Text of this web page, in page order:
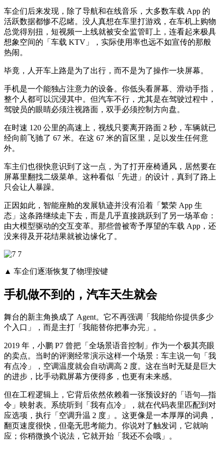
车企们后来发现，除了导航和在线音乐，大多数车载 App 的
活跃数据都惨不忍睹。没人真想在车里打游戏，在车机上购物
总觉得别扭，短视频一上线就被安全监管盯上，连看起来极具
想象空间的「车载 KTV」，实际使用率也远不如宣传的那般
热闹。
毕竟，人开车上路是为了出行，而不是为了操作一块屏幕。
手机是一个能独占注意力的设备。你低头看屏幕、滑动手指，
整个人都可以沉浸其中。但汽车不行，尤其是在驾驶过程中，
驾驶员的眼睛必须注视路面，双手必须控制方向盘。
在时速 120 公里的高速上，视线只要离开路面 2 秒，车辆就已
经向前飞驰了 67 米。在这 67 米的盲区里，足以发生任何意
外。
车主们也很快意识到了这一点，为了打开座椅通风，居然要在
屏幕里翻找二级菜单。这种看似「先进」的设计，真到了路上
只会让人暴躁。
正因如此，智能座舱的发展轨迹并没有沿着「繁荣 App 生
态」这条路继续走下去，而是几乎直接跳跃到了另一场革命：
由大模型驱动的交互变革。那些曾被寄予厚望的车载 App，还
没来得及开花结果就被边缘化了。
▲ 车企们逐渐恢复了物理按键
手机做不到的，汽车天生就会
舞台的新主角换成了 Agent。它不再强调「我能给你提供多少
个入口」，而是主打「我能替你把事办完」。
2019 年，小鹏 P7 曾把「全场景语音控制」作为一个极其亮眼
的卖点。当时的评测经常演示这样一个场景：车主说一句「我
有点冷」，空调温度就会自动调高 2 度。这在当时无疑是巨大
的进步，比手动戳屏幕方便得多，也更有未来感。
但在工程逻辑上，它背后依然依赖着一张预设好的「语句—指
令」映射表。系统听到「我有点冷」，就在代码表里匹配到对
应选项，执行「空调升温 2 度」。这更像是一本厚厚的词典，
翻页速度很快，但毫无思考能力。你说对了触发词，它就响
应；你稍微换个说法，它就开始「我还不会哦」。